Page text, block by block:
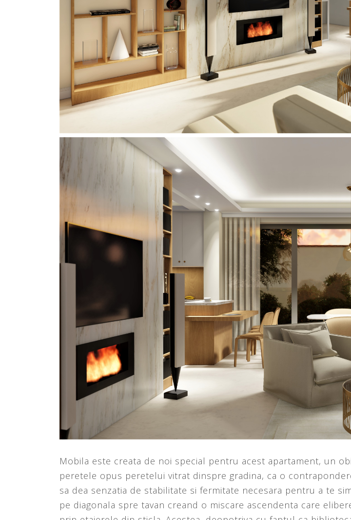
Mobila este creata de noi special pentru acest apartament, un
peretele opus peretelui vitrat dinspre gradina, ca o
sa dea senzatia de stabilitate si fermitate necesara pentru a te
pe diagonala spre tavan creand o miscare ascendenta care